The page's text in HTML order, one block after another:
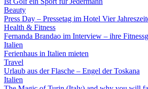
Beauty
Press Day – Pressetag im Hotel Vier
Health & Fitness
Fernanda Brandao im Interview – ihre
Italien
Ferienhaus in Italien mieten
Travel
Urlaub aus der Flasche – Engel der Toskana
Italien